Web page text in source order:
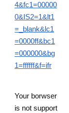
4&fc1=00000
0&IS2=1&lt1
=_blank&lc1
=0000ff&bc1
=000000&bg
1=ffffff&f=ifr
Your borwser
is not support